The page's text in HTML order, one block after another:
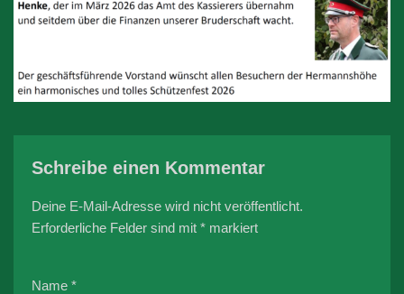
Schreibe einen Kommentar
Deine E-Mail-Adresse wird nicht veröffentlicht.
Erforderliche Felder sind mit * markiert
Name *